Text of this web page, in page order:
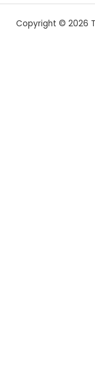
Copyright © 2026